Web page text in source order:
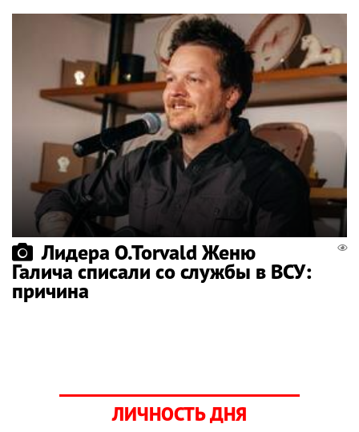
Лидера O.Torvald Женю
Галича списали со службы в ВСУ:
причина
ЛИЧНОСТЬ ДНЯ